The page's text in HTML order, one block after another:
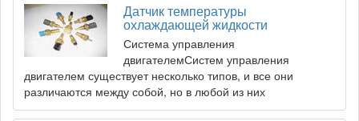
Датчик температуры
охлаждающей жидкости
Система управления
двигателемСистем управления
двигателем существует несколько типов, и все они
различаются между собой, но в любой из них